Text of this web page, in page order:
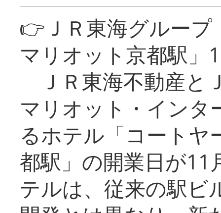
👉ＪＲ東海グルー
マリオット京都駅」
ＪＲ東海不動産と
マリオット・インタ
るホテル「コートヤ
都駅」の開業日が11
テルは、従来の駅ビ